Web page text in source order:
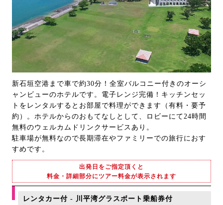
新石垣空港まで車で約30分！全室バルコニー付きのオーシ
ャンビューのホテルです。電子レンジ完備！キッチンセッ
トをレンタルするとお部屋で料理ができます（有料・要予
約）。ホテルからのおもてなしとして、ロビーにて24時間
無料のウェルカムドリンクサービスあり。
駐車場が無料なので長期滞在やファミリーでの旅行におす
すめです。
出発日をご指定頂くと
料金・詳細部分にツアー料金が表示されます
レンタカー付 - 川平湾グラスボート乗船券付